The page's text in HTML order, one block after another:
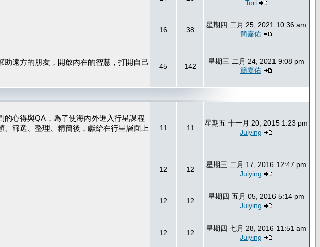
Tori
16 38
星期四 二月 25, 2021 10:36 am
簡嘉佑
遠方的朋友，開啟內在的智慧，打開自己
45 142
星期三 二月 24, 2021 9:08 pm
簡嘉佑
心得與QA，為了使海內外進入行星課程
篩選、整理、精簡後，獻給在行星層面上
11 11
星期五 十一月 20, 2015 1:23 pm
Juiying
12 12
星期三 二月 17, 2016 12:47 pm
Juiying
12 12
星期四 五月 05, 2016 5:14 pm
Juiying
12 12
星期四 七月 28, 2016 11:51 am
Juiying